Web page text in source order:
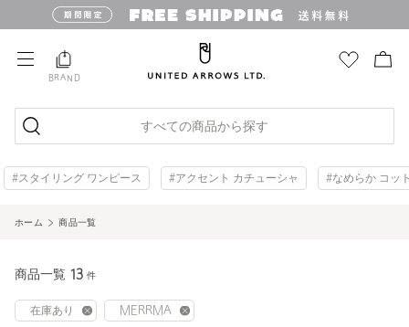
BRAND
すべての商品から探す
#スタイリング ワンピース #アクセント カチューシャ #なめらか コッ
ホーム 商品一覧
商品一覧 13 件
在庫あり MERRMA